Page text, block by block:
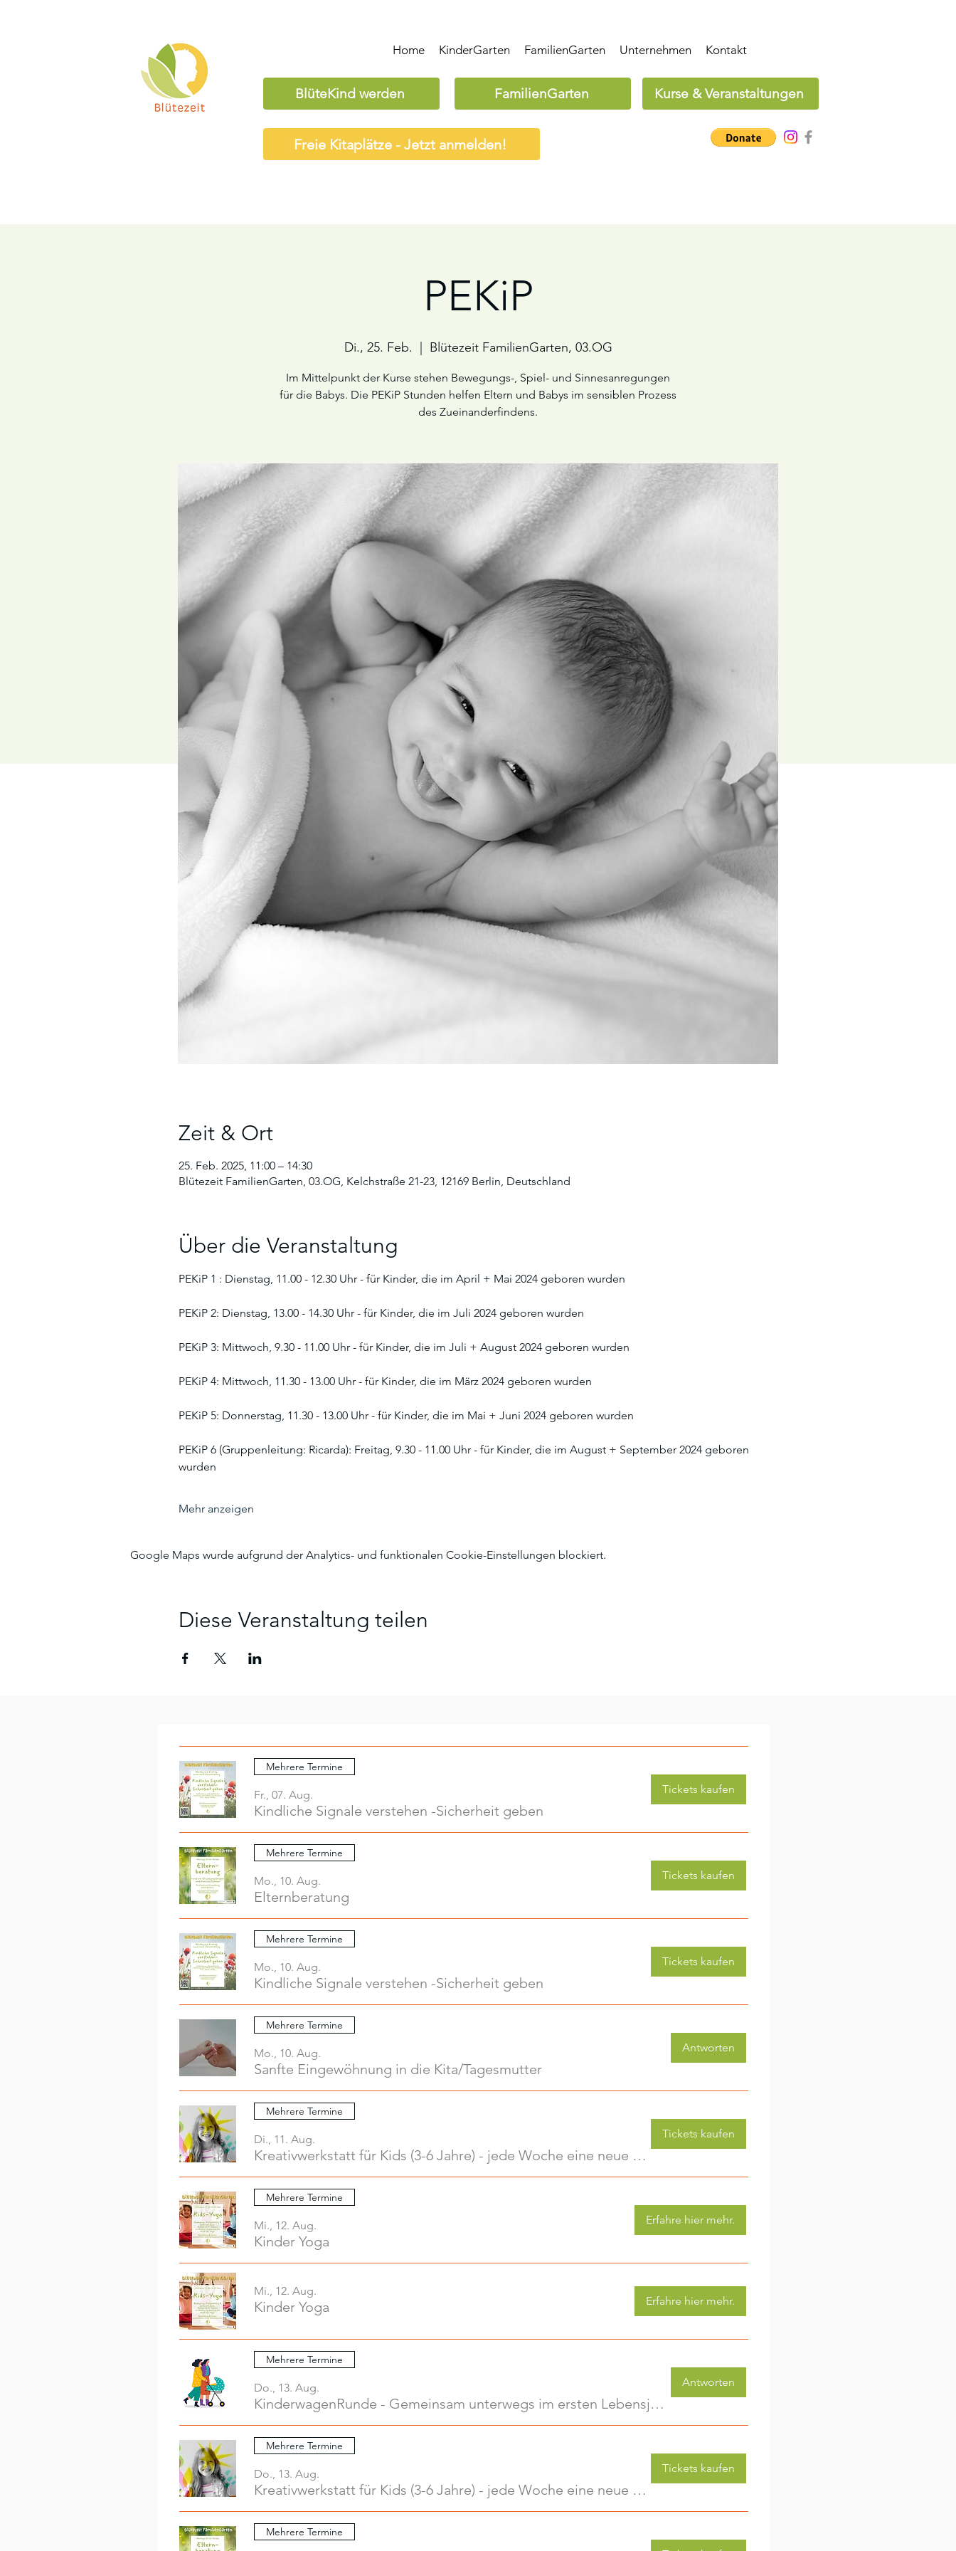
Home KinderGarten FamilienGarten Unternehmen Kontakt
BlüteKind werden FamilienGarten Kurse & Veranstaltungen
Freie Kitaplätze - Jetzt anmelden!
PEKiP
Di., 25. Feb. Blütezeit FamilienGarten, 03.OG
Im Mittelpunkt der Kurse stehen Bewegungs-, Spiel- und Sinnesanregungen
für die Babys. Die PEKiP Stunden helfen Eltern und Babys im sensiblen Prozess
des Zueinanderfindens.
Zeit & Ort
25. Feb. 2025, 11:00 – 14:30
Blütezeit FamilienGarten, 03.OG, Kelchstraße 21-23, 12169 Berlin, Deutschland
Über die Veranstaltung
PEKiP 1 : Dienstag, 11.00 - 12.30 Uhr - für Kinder, die im April + Mai 2024 geboren wurden
PEKiP 2: Dienstag, 13.00 - 14.30 Uhr - für Kinder, die im Juli 2024 geboren wurden
PEKiP 3: Mittwoch, 9.30 - 11.00 Uhr - für Kinder, die im Juli + August 2024 geboren wurden
PEKiP 4: Mittwoch, 11.30 - 13.00 Uhr - für Kinder, die im März 2024 geboren wurden
PEKiP 5: Donnerstag, 11.30 - 13.00 Uhr - für Kinder, die im Mai + Juni 2024 geboren wurden
PEKiP 6 (Gruppenleitung: Ricarda): Freitag, 9.30 - 11.00 Uhr - für Kinder, die im August + September 2024 geboren
wurden
Mehr anzeigen
Google Maps wurde aufgrund der Analytics- und funktionalen Cookie-Einstellungen blockiert.
Diese Veranstaltung teilen
Mehrere Termine
Fr., 07. Aug.
Kindliche Signale verstehen -Sicherheit geben
Tickets kaufen
Mehrere Termine
Mo., 10. Aug.
Elternberatung
Tickets kaufen
Mehrere Termine
Mo., 10. Aug.
Kindliche Signale verstehen -Sicherheit geben
Tickets kaufen
Mehrere Termine
Mo., 10. Aug.
Sanfte Eingewöhnung in die Kita/Tagesmutter
Antworten
Mehrere Termine
Di., 11. Aug.
Kreativwerkstatt für Kids (3-6 Jahre) - jede Woche eine neue Aktivität (2)
Tickets kaufen
Mehrere Termine
Mi., 12. Aug.
Kinder Yoga
Erfahre hier mehr.
Mi., 12. Aug.
Kinder Yoga Erfahre hier mehr.
Mehrere Termine
Do., 13. Aug.
KinderwagenRunde - Gemeinsam unterwegs im ersten Lebensjahr
Antworten
Mehrere Termine
Do., 13. Aug.
Kreativwerkstatt für Kids (3-6 Jahre) - jede Woche eine neue Aktivität (2)
Tickets kaufen
Mehrere Termine